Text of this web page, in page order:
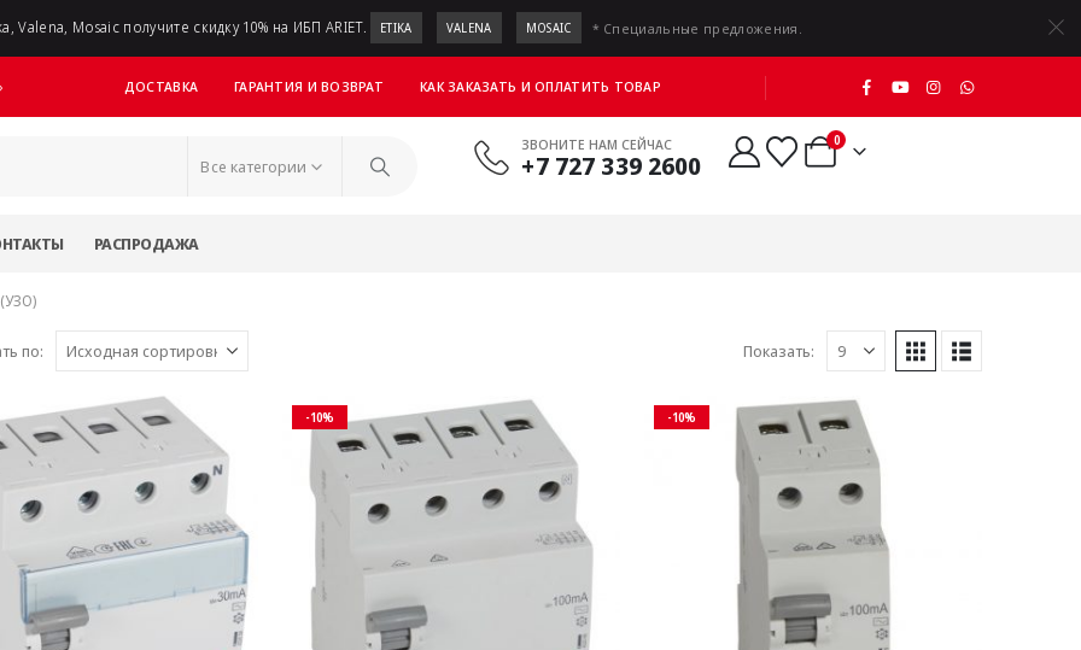
Valena, Mosaic получите скидку 10% на ИБП ARIET. ETIKA VALENA MOSAIC * Специальные предложения.
ДОСТАВКА ГАРАНТИЯ И ВОЗВРАТ КАК ЗАКАЗАТЬ И ОПЛАТИТЬ ТОВАР
Все категории
ЗВОНИТЕ НАМ СЕЙЧАС
+7 727 339 2600
0
РАСПРОДАЖА
по: Показать:
-10% -10%